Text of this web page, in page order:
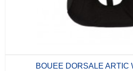
BOUEE DORSALE ARTIC